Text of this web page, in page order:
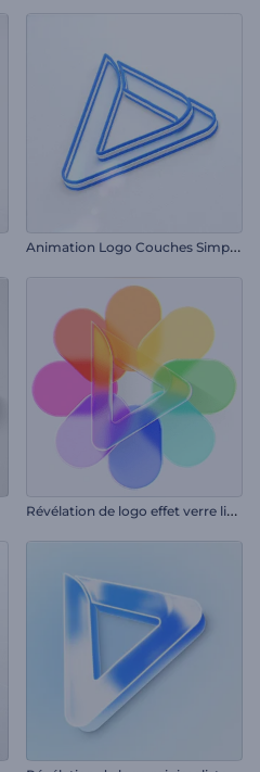
A
nimation Logo Couches Simples
R
évélation de logo effet verre liquide